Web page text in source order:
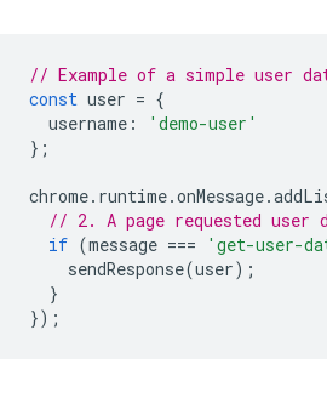
// Example of a simple user
const user = {
username :
'demo-user'
};
chrome. runtime.onMessage.
// 2. A page requested user
if (message === 'get-user-
sendResponse(user);
}
});